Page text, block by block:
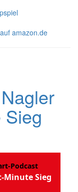
amazon.de
Sieg